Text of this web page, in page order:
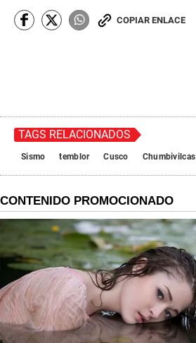
COPIAR ENLACE
TAGS RELACIONADOS
Sismo temblor Cusco Chumbivilcas